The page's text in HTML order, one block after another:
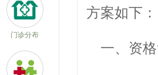
门诊分布
方案如下：
一、资